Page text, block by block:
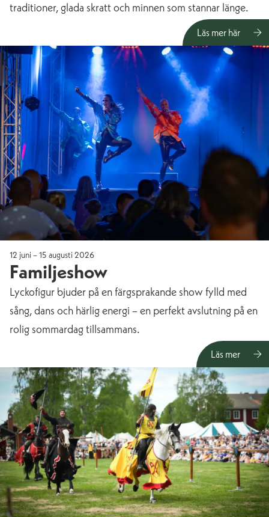
traditioner, glada skratt och minnen som stannar länge.
Läs mer här
12 juni – 15 augusti 2026
Familjeshow
Lyckofigur bjuder på en färgsprakande show fylld med
sång, dans och härlig energi – en perfekt avslutning på en
rolig sommardag tillsammans.
Läs mer